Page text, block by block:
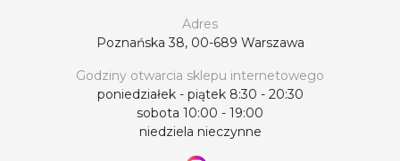
Adres
Poznańska 38, 00-689 Warszawa
Godziny otwarcia sklepu internetowego
poniedziałek - piątek 8:30 - 20:30
sobota 10:00 - 19:00
niedziela nieczynne